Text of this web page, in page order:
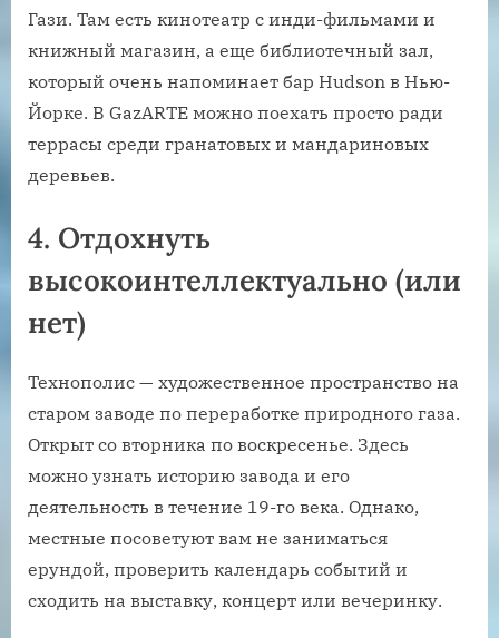
Гази. Там есть кинотеатр с инди-фильмами и
книжный магазин, а еще библиотечный зал,
который очень напоминает бар Hudson в Нью-
Йорке. В GazARTE можно поехать просто ради
террасы среди гранатовых и мандариновых
деревьев.
4. Отдохнуть
высокоинтеллектуально (или
нет)
Технополис — художественное пространство на
старом заводе по переработке природного газа.
Открыт со вторника по воскресенье. Здесь
можно узнать историю завода и его
деятельность в течение 19-го века. Однако,
местные посоветуют вам не заниматься
ерундой, проверить календарь событий и
сходить на выставку, концерт или вечеринку.